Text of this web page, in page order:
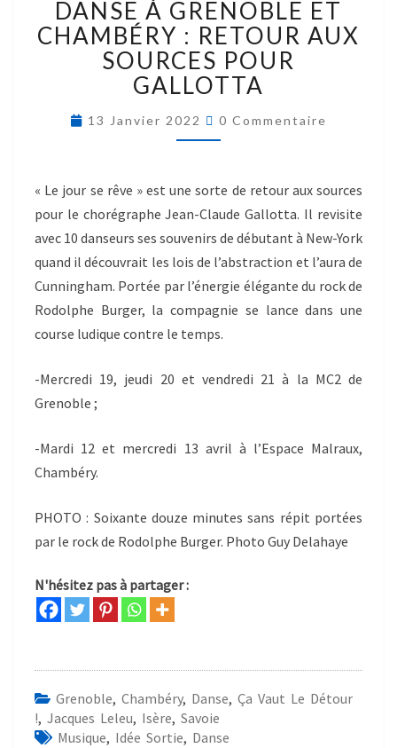
DANSE À GRENOBLE ET
CHAMBÉRY : RETOUR AUX
SOURCES POUR
GALLOTTA
13 Janvier 2022 0 Commentaire
« Le jour se rêve » est une sorte de retour aux sources
pour le chorégraphe Jean-Claude Gallotta. Il revisite
avec 10 danseurs ses souvenirs de débutant à New-York
quand il découvrait les lois de l’abstraction et l’aura de
Cunningham. Portée par l’énergie élégante du rock de
Rodolphe Burger, la compagnie se lance dans une
course ludique contre le temps.
-Mercredi 19, jeudi 20 et vendredi 21 à la MC2 de
Grenoble ;
-Mardi 12 et mercredi 13 avril à l’Espace Malraux,
Chambéry.
PHOTO : Soixante douze minutes sans répit portées
par le rock de Rodolphe Burger. Photo Guy Delahaye
N'hésitez pas à partager :
Grenoble, Chambéry, Danse, Ça Vaut Le Détour
!, Jacques Leleu, Isère, Savoie
Musique, Idée Sortie, Danse